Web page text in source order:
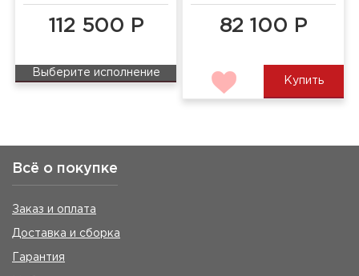
112 500 Р
Выберите исполнение
82 100 Р
Купить
Всё о покупке
Заказ и оплата
Доставка и сборка
Гарантия